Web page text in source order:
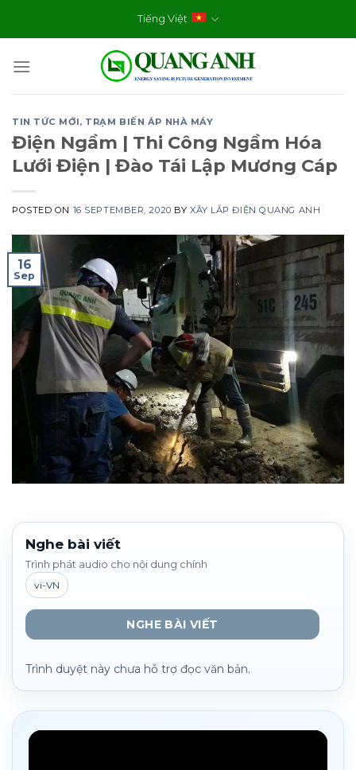
Tiếng Việt
TIN TỨC MỚI, TRẠM BIẾN ÁP NHÀ MÁY
Điện Ngầm | Thi Công Ngầm Hóa
Lưới Điện | Đào Tái Lập Mương Cáp
POSTED ON 16 SEPTEMBER, 2020 BY XÂY LẮP ĐIỆN QUANG ANH
16
Sep
Nghe bài viết
Trình phát audio cho nội dung chính
vi-VN
NGHE BÀI VIẾT
Trình duyệt này chưa hỗ trợ đọc văn bản.